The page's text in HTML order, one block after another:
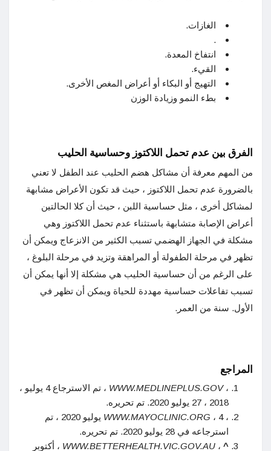
الغازات.
.
انتفاخ المعدة.
القيء.
التهيج أو البكاء أو أعراض المغص الأخرى.
بطء النمو وزيادة الوزن
الفرق بين عدم تحمل اللاكتوز وحساسية الحليب
من المهم معرفة أن مشاكل هضم الحليب عند الطفل لا تعني
بالضرورة عدم تحمل اللاكتوز ، حيث قد تكون الأعراض مشابهة
لمشاكل أخرى ، مثل حساسية اللبن ، حيث أن كلا الحالتين
أعراض الإصابة متشابهة باستثناء عدم تحمل اللاكتوز وهي
مشكلة في الجهاز الهضمي تسبب الكثير من الانزعاج ويمكن أن
تظهر في مرحلة الطفولة أو المراهقة وتزيد في مرحلة البلوغ ،
على الرغم من أن حساسية الحليب هي مشكلة إلا أنها يمكن أن
تسبب تفاعلات حساسية مهددة للحياة ويمكن أن تظهر في
الأول. سنة من العمر.
المراجع
،WWW.MEDLINEPLUS.GOV
، تم الاسترجاع 4 يوليو ،
2018 ، 27 يوليو 2020. تم تحريره.
،
WWW.MAYOCLINIC.ORG
، 4 يوليو 2020 ، تم
استرجاعه في 28 يوليو 2020. تم تحريره.
^ ، WWW.BETTERHEALTH.VIC.GOV.AU ، أكتوبر